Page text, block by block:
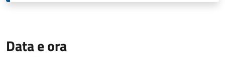
Data e ora